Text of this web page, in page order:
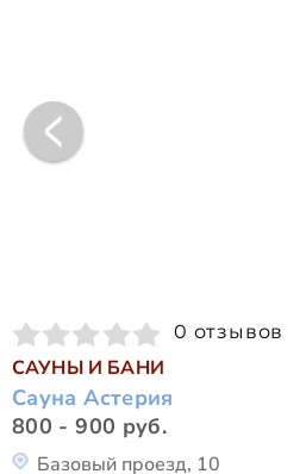
0 отзывов
САУНЫ И БАНИ
Сауна Астерия
800 - 900 руб.
Базовый проезд, 10